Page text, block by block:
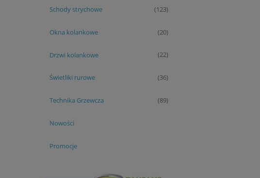
Schody strychowe (123)
Okna kolankowe (20)
Drzwi kolankowe (22)
Świetliki rurowe (36)
Technika Grzewcza (89)
Nowości
Promocje